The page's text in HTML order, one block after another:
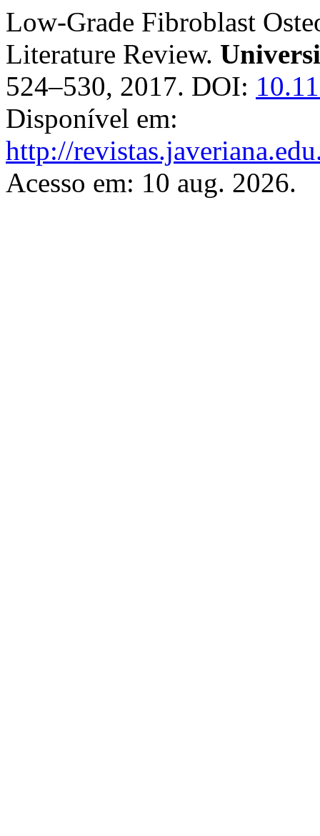
Low-Grade Fibroblast
Literature Review.
524–530, 2017. DOI:
Disponível em:
http://
Acesso em: 10 aug. 2026.